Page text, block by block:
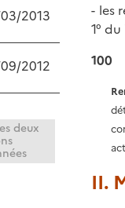
2013
2012
deux
- les
1°
100
II.